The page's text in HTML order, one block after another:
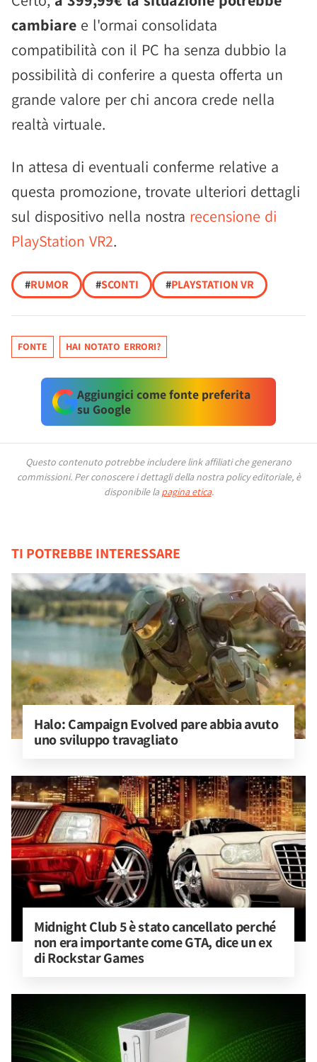
cambiare e l'ormai consolidata
compatibilità con il PC ha senza dubbio la
possibilità di conferire a questa offerta un
grande valore per chi ancora crede nella
realtà virtuale.
In attesa di eventuali conferme relative a
questa promozione, trovate ulteriori dettagli
sul dispositivo nella nostra recensione di
PlayStation VR2.
#RUMOR #SCONTI #PLAYSTATION VR
FONTE HAI NOTATO ERRORI?
Aggiungici come fonte preferita
su Google
Questo contenuto potrebbe includere link affiliati che generano
commissioni. Per conoscere i dettagli della nostra policy editoriale, è
disponibile la pagina etica.
TI POTREBBE INTERESSARE
Halo: Campaign Evolved pare abbia avuto
uno sviluppo travagliato
Midnight Club 5 è stato cancellato perché
non era importante come GTA, dice un ex
di Rockstar Games